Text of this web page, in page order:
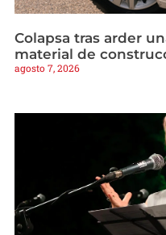
Colapsa tras arder
material de
agosto 7, 2026